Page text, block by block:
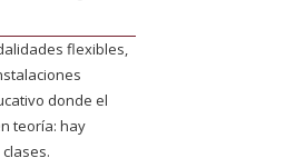
flexibles,
donde el
teoría: hay